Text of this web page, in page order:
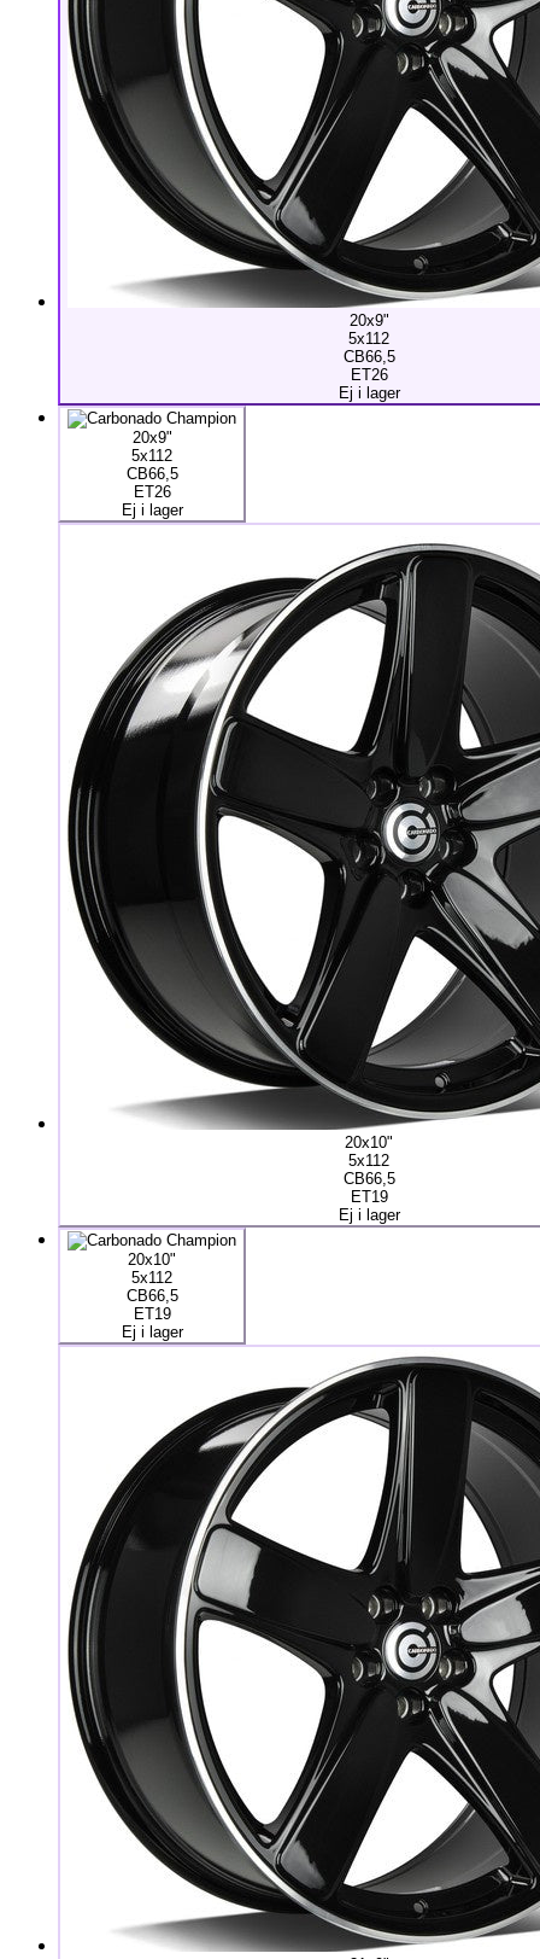
20x9"
5x112
CB66,5
ET26
Ej i lager
20x9"
5x112
CB66,5
ET26
Ej i lager
20x10"
5x112
CB66,5
ET19
Ej i lager
20x10"
5x112
CB66,5
ET19
Ej i lager